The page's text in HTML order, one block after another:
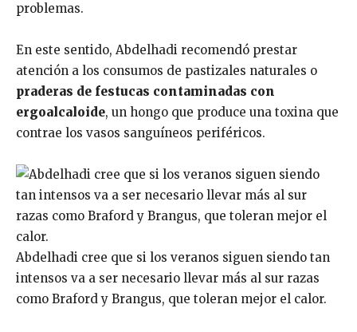
problemas.
En este sentido, Abdelhadi recomendó prestar
atención a los consumos de pastizales naturales o
praderas de festucas contaminadas con
ergoalcaloide, un hongo que produce una toxina que
contrae los vasos sanguíneos periféricos.
Abdelhadi cree que si los veranos siguen siendo tan
intensos va a ser necesario llevar más al sur razas
como Braford y Brangus, que toleran mejor el calor.